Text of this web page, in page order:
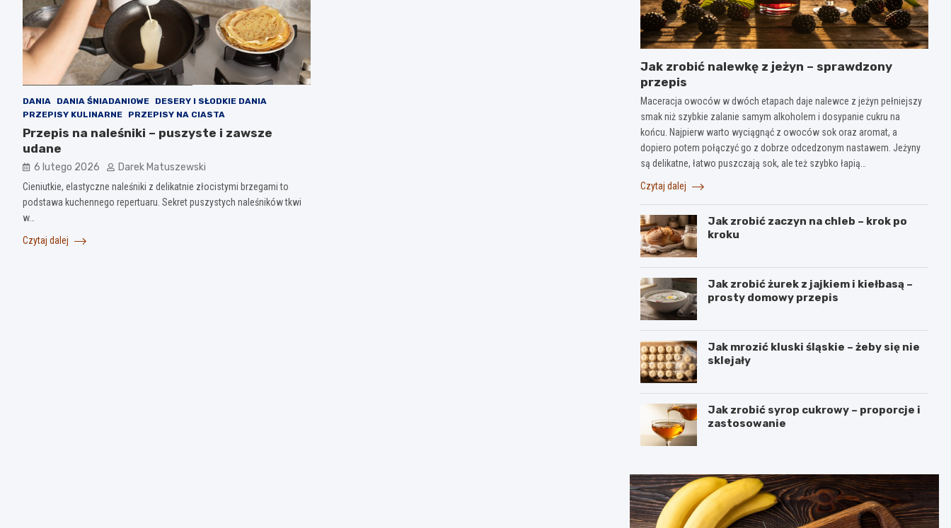
DANIA DANIA ŚNIADANIOWE
DESERY I SŁODKIE DANIA
PRZEPISY KULINARNE
PRZEPISY NA CIASTA
Przepis na naleśniki – puszyste i zawsze
udane
6 lutego 2026 Darek Matuszewski
Cieniutkie, elastyczne naleśniki z delikatnie złocistymi brzegami to
podstawa kuchennego repertuaru. Sekret puszystych naleśników tkwi
w…
Czytaj dalej
Jak zrobić nalewkę z jeżyn – sprawdzony
przepis
Maceracja owoców w dwóch etapach daje nalewce z jeżyn pełniejszy
smak niż szybkie zalanie samym alkoholem i dosypanie cukru na
końcu. Najpierw warto wyciągnąć z owoców sok oraz aromat, a
dopiero potem połączyć go z dobrze odcedzonym nastawem. Jeżyny
są delikatne, łatwo puszczają sok, ale też szybko łapią…
Czytaj dalej
Jak zrobić zaczyn na chleb – krok po
kroku
Jak zrobić żurek z jajkiem i kiełbasą –
prosty domowy przepis
Jak mrozić kluski śląskie – żeby się nie
sklejały
Jak zrobić syrop cukrowy – proporcje i
zastosowanie